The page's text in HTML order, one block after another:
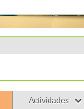
Actividades